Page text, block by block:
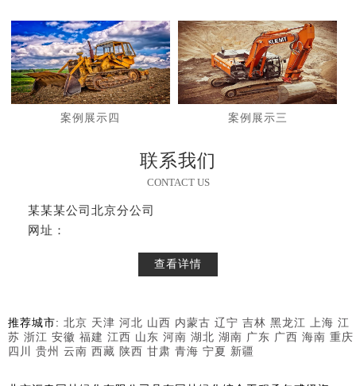
案例展示四 案例展示三
联系我们
CONTACT US
某某某公司北京分公司
网址：
查看详情
推荐城市: 北京 天津 河北 山西 内蒙古 辽宁 吉林 黑龙江 上海 江
苏 浙江 安徽 福建 江西 山东 河南 湖北 湖南 广东 广西 海南 重庆
四川
贵州 云南 西藏 陕西 甘肃 青海 宁夏 新疆